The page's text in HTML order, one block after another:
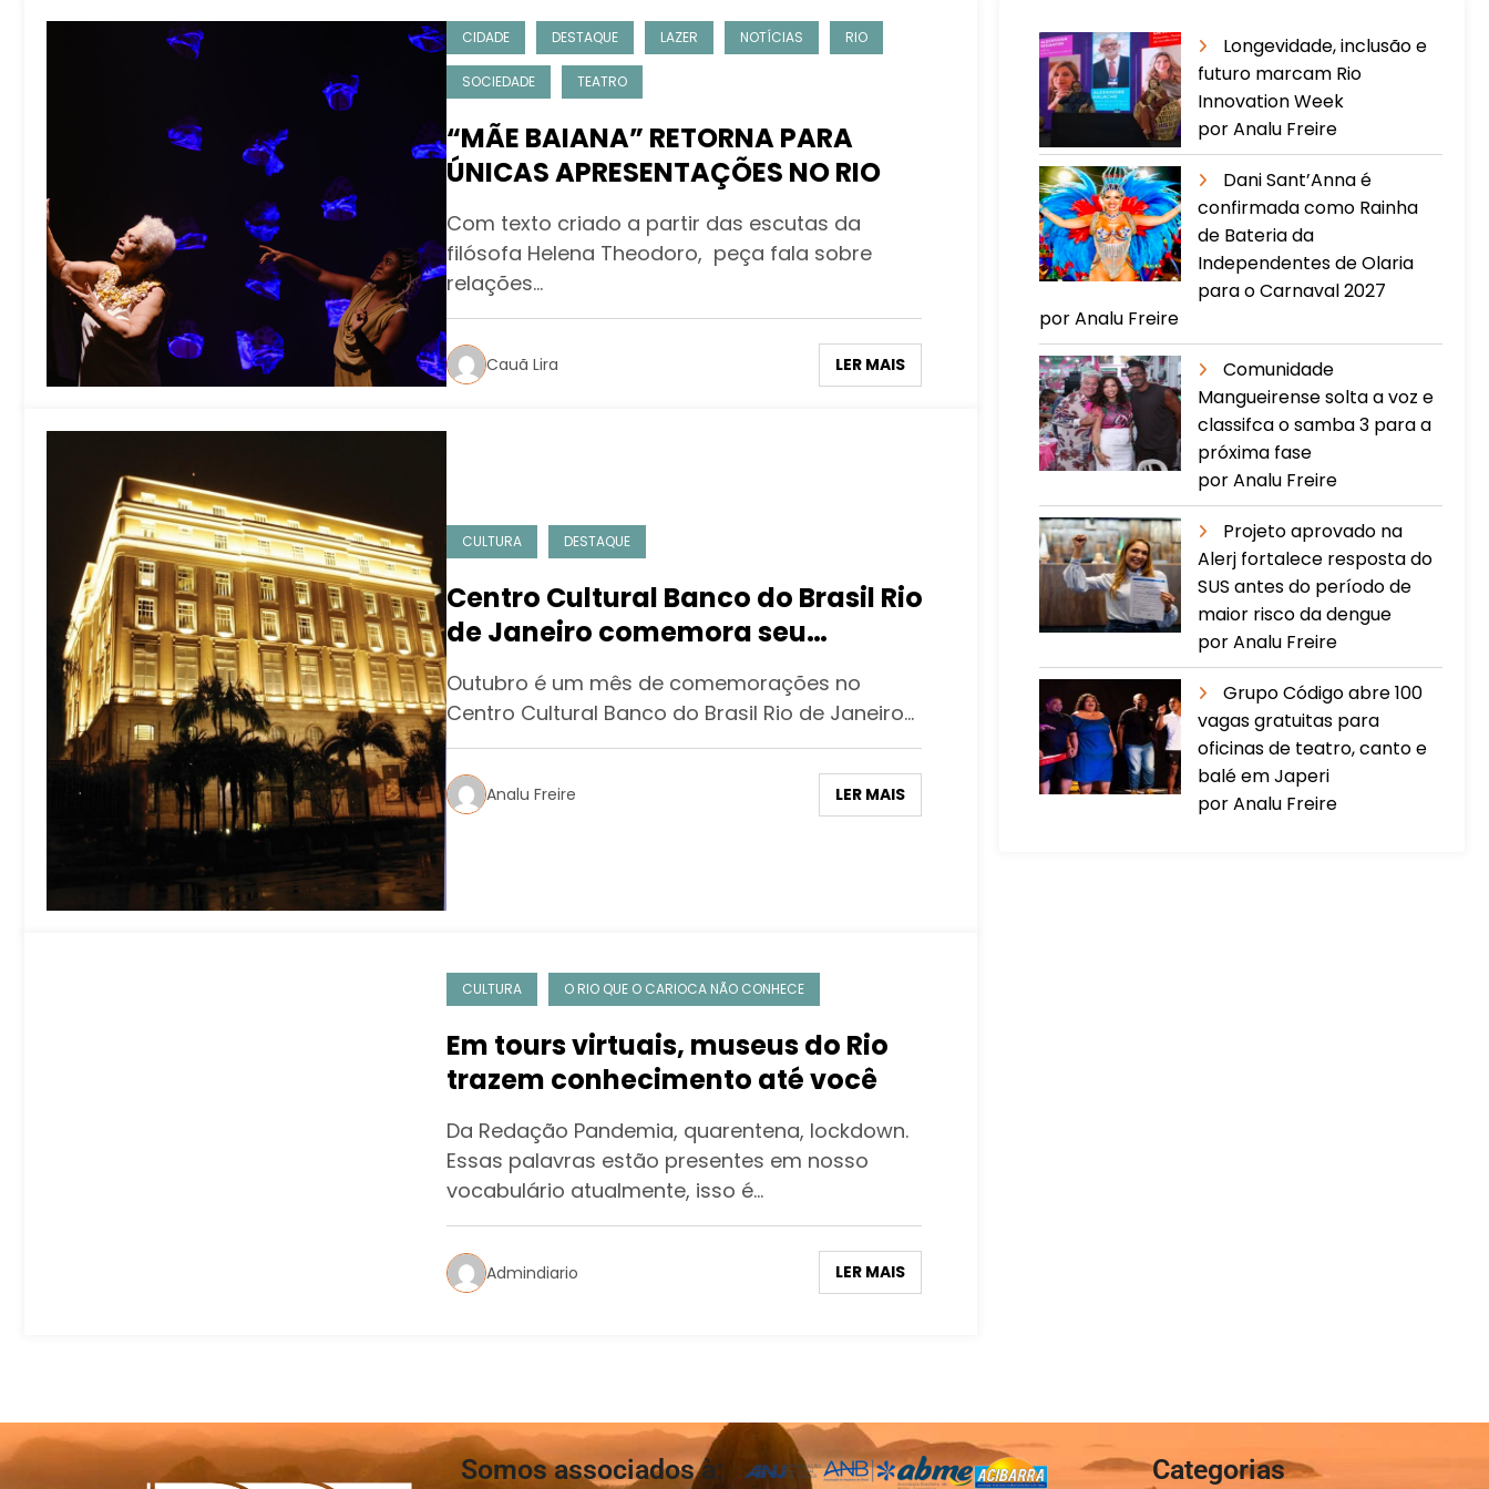
CIDADE DESTAQUE LAZER NOTÍCIAS RIO
SOCIEDADE TEATRO
“MÃE BAIANA” RETORNA PARA
ÚNICAS APRESENTAÇÕES NO RIO
Com texto criado a partir das escutas da
filósofa Helena Theodoro, peça fala sobre
relações…
Cauã Lira LER MAIS
CULTURA DESTAQUE
Centro Cultural Banco do Brasil Rio
de Janeiro comemora seu
aniversário em outubro com
programação inédita
Outubro é um mês de comemorações no
Centro Cultural Banco do Brasil Rio de Janeiro…
Analu Freire LER MAIS
CULTURA O RIO QUE O CARIOCA NÃO CONHECE
Em tours virtuais, museus do Rio
trazem conhecimento até você
Da Redação Pandemia, quarentena, lockdown.
Essas palavras estão presentes em nosso
vocabulário atualmente, isso é…
Admindiario LER MAIS
Longevidade, inclusão e
futuro marcam Rio
Innovation Week
por Analu Freire
Dani Sant’Anna é
confirmada como Rainha
de Bateria da
Independentes de Olaria
para o Carnaval 2027
por Analu Freire
Comunidade
Mangueirense solta a voz e
classifca o samba 3 para a
próxima fase
por Analu Freire
Projeto aprovado na
Alerj fortalece resposta do
SUS antes do período de
maior risco da dengue
por Analu Freire
Grupo Código abre 100
vagas gratuitas para
oficinas de teatro, canto e
balé em Japeri
por Analu Freire
Somos associados à: Categorias